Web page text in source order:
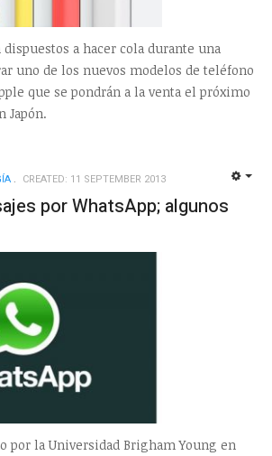
dispuestos a hacer cola durante una
uno de los nuevos modelos de teléfono
que se pondrán a la venta el próximo
Japón.
CREATED: 11 SEPTEMBER 2013
por WhatsApp; algunos
por la Universidad Brigham Young en